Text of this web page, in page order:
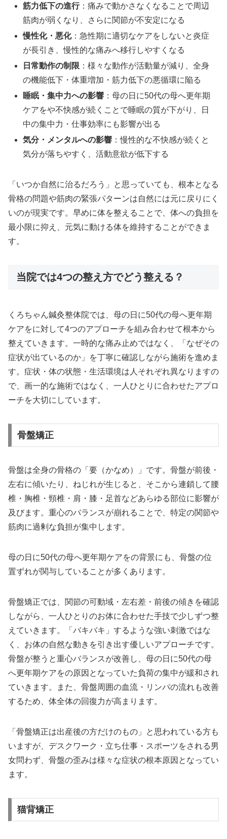
筋力低下の進行：痛みで動かさなくなることで周辺
筋肉が弱くなり、さらに関節が不安定になる
慢性化・悪化：急性期に適切なケアをしないと炎症
が長引き、慢性的な痛みへ移行しやすくなる
日常動作の制限 ：様々な動作が活動量が減り、全身
の機能低下・体重増加・筋力低下の悪循環に陥る
睡眠・集中力への影響 ：母の日に50代の母へ更年期
ケアをや不快感が続くことで睡眠の質が下がり、日
中の集中力・仕事効率にも影響が出る
気分・メンタルへの影響 ：慢性的な不快感が続くと
気分が落ちやすく、活動意欲が低下する
「いつか自然に治るだろう」と思っていても、根本となる
骨格の問題や筋肉の緊張パターンは自然には元に戻りにく
いのが現実です。早めに体を整えることで、体への負担を
最小限に抑え、元気に動ける体を維持することができま
す。
当院では4つの整え方でどう整える？
くろちゃん鍼灸整体院では、母の日に50代の母へ更年期
ケアをに対して4つのアプローチを組み合わせて根本から
整えていきます。一時的な痛み止めではなく、「なぜその
症状が出ているのか」を丁寧に確認しながら施術を進めま
す。症状・体の状態・生活環境は人それぞれ異なりますの
で、画一的な施術ではなく、一人ひとりに合わせたアプロ
ーチを大切にしています。
骨盤矯正
骨盤は全身の骨格の「要（かなめ）」です。骨盤が前後・
左右に傾いたり、ねじれが生じると、そこから連鎖して腰
椎・胸椎・頸椎・肩・膝・足首などあらゆる部位に影響が
及びます。重心のバランスが崩れることで、特定の関節や
筋肉に過剰な負担が集中します。
母の日に50代の母へ更年期ケアをの背景にも、骨盤の位
置ずれが関与していることが多くあります。
骨盤矯正では、関節の可動域・左右差・前後の傾きを確認
しながら、一人ひとりのお体に合わせた手技で少しずつ整
えていきます。「バキバキ」するような強い刺激ではな
く、お体の自然な動きを引き出す優しいアプローチです。
骨盤が整うと重心バランスが改善し、母の日に50代の母
へ更年期ケアをの原因となっていた負荷の集中が緩和され
ていきます。また、骨盤周囲の血流・リンパの流れも改善
するため、体全体の回復力が高まります。
「骨盤矯正は出産後の方だけのもの」と思われている方も
いますが、デスクワーク・立ち仕事・スポーツをされる男
女問わず、骨盤の歪みは様々な症状の根本原因となってい
ます。
猫背矯正